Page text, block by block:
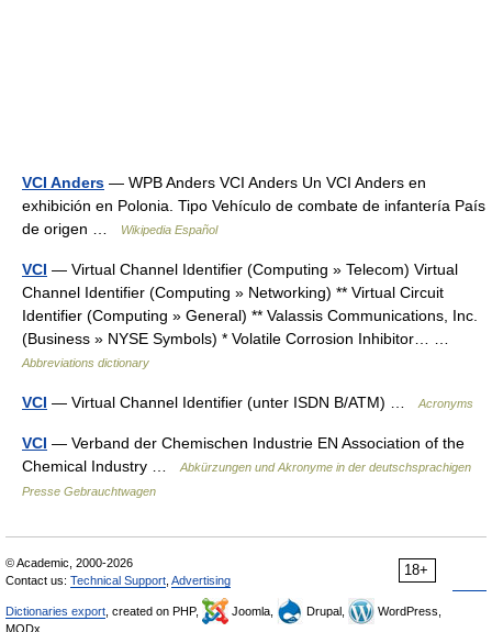
VCI Anders — WPB Anders VCI Anders Un VCI Anders en
exhibición en Polonia. Tipo Vehículo de combate de infantería País
de origen …
Wikipedia Español
VCI — Virtual Channel Identifier (Computing » Telecom) Virtual
Channel Identifier (Computing » Networking) ** Virtual Circuit
Identifier (Computing » General) ** Valassis Communications, Inc.
(Business » NYSE Symbols) * Volatile Corrosion Inhibitor… …
Abbreviations dictionary
VCI — Virtual Channel Identifier (unter ISDN B/ATM) … Acronyms
VCI — Verband der Chemischen Industrie EN Association of the
Chemical Industry …
Abkürzungen und Akronyme in der deutschsprachigen
Presse Gebrauchtwagen
18+
© Academic, 2000-2026
Contact us: Technical Support Advertising
Dictionaries export , created on PHP, Joomla, Drupal,
WordPress,
MODx.